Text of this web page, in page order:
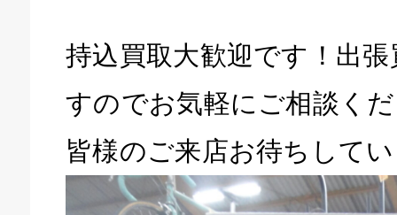
持込買取大歓迎です！出
すのでお気軽にご相談く
皆様のご来店お待ちして